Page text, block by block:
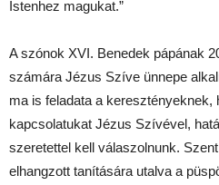
Istenhez magukat.”
A szónok XVI. Benedek pápának
számára Jézus Szíve ünnepe
ma is feladata a keresztényeknek,
kapcsolatukat Jézus Szívével,
szeretettel kell válaszolnunk.
elhangzott tanítására utalva a